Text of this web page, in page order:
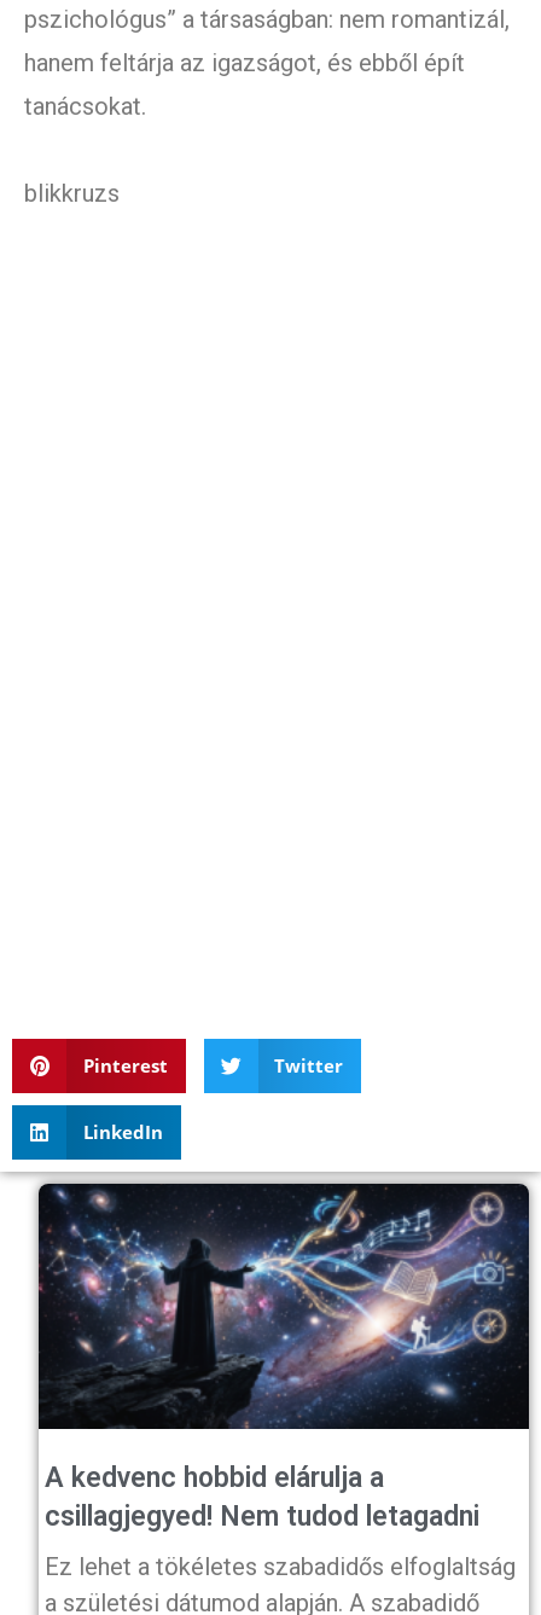
pszichológus” a társaságban: nem romantizál,
hanem feltárja az igazságot, és ebből épít
tanácsokat.
blikkruzs
Pinterest Twitter
LinkedIn
A kedvenc hobbid elárulja a
csillagjegyed! Nem tudod letagadni
Ez lehet a tökéletes szabadidős elfoglaltság
a születési dátumod alapján. A szabadidő